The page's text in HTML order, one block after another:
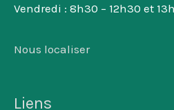
Vendredi : 8h30 – 12h30 et
Nous localiser
Liens